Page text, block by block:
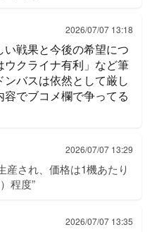
2026/07/07 13:18
戦果と今後の希望につ
クライナ有利」など筆
バスは依然として厳し
でブコメ欄で争ってる
2026/07/07 13:29
産され、価格は1機あたり
程度”
2026/07/07 13:35